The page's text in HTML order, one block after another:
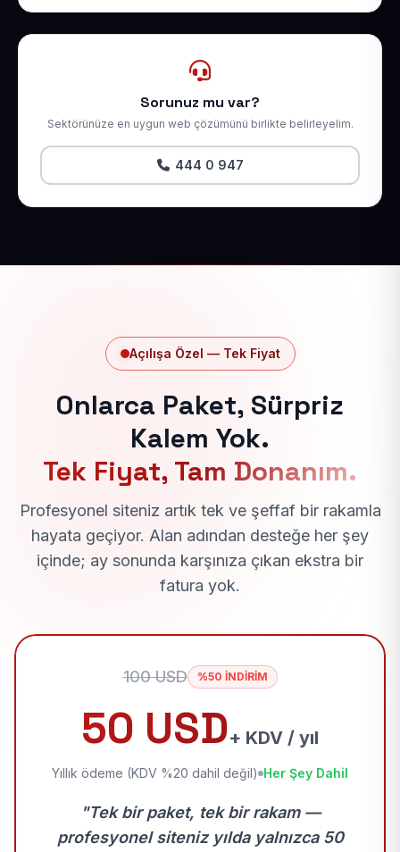
Sorunuz mu var?
Sektörünüze en uygun web çözümünü birlikte belirleyelim.
444 0 947
Açılışa Özel — Tek Fiyat
Onlarca Paket, Sürpriz
Kalem Yok.
Tek Fiyat, Tam Donanım.
Profesyonel siteniz artık tek ve şeffaf bir rakamla
hayata geçiyor. Alan adından desteğe her şey
içinde; ay sonunda karşınıza çıkan ekstra bir
fatura yok.
100 USD %50 İNDİRİM
50 USD+ KDV / yıl
Yıllık ödeme (KDV %20 dahil değil) Her Şey Dahil
"Tek bir paket, tek bir rakam —
profesyonel siteniz yılda yalnızca 50